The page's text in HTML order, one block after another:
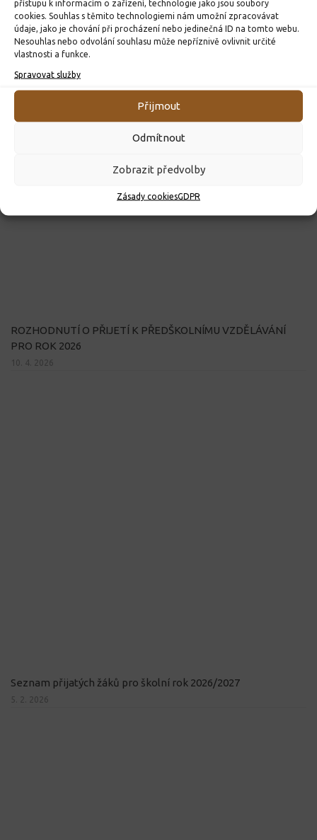
přístupu k informacím o zařízení, technologie jako jsou soubory
cookies. Souhlas s těmito technologiemi nám umožní zpracovávat
údaje, jako je chování při procházení nebo jedinečná ID na tomto webu.
Nesouhlas nebo odvolání souhlasu může nepříznivě ovlivnit určité
vlastnosti a funkce.
Spravovat služby
Přijmout
Odmítnout
Zobrazit předvolby
Zásady cookiesGDPR
23. 6. 2026
ROZHODNUTÍ O PŘIJETÍ K PŘEDŠKOLNÍMU VZDĚLÁVÁNÍ
PRO ROK 2026
10. 4. 2026
Seznam přijatých žáků pro školní rok 2026/2027
5. 2. 2026